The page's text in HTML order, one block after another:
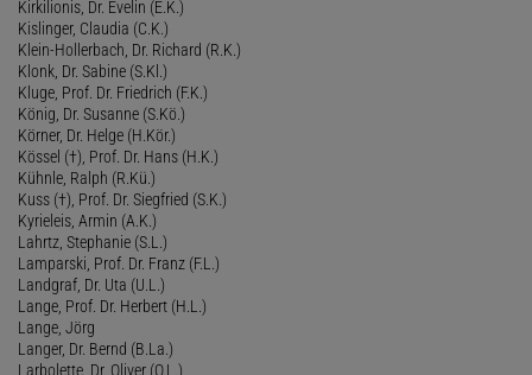
Kirkilionis, Dr. Evelin (E.K.)
Kislinger, Claudia (C.K.)
Klein-Hollerbach, Dr. Richard (R.K.)
Klonk, Dr. Sabine (S.Kl.)
Kluge, Prof. Dr. Friedrich (F.K.)
König, Dr. Susanne (S.Kö.)
Körner, Dr. Helge (H.Kör.)
Kössel (†), Prof. Dr. Hans (H.K.)
Kühnle, Ralph (R.Kü.)
Kuss (†), Prof. Dr. Siegfried (S.K.)
Kyrieleis, Armin (A.K.)
Lahrtz, Stephanie (S.L.)
Lamparski, Prof. Dr. Franz (F.L.)
Landgraf, Dr. Uta (U.L.)
Lange, Prof. Dr. Herbert (H.L.)
Lange, Jörg
Langer, Dr. Bernd (B.La.)
Larbolette, Dr. Oliver (O.L.)